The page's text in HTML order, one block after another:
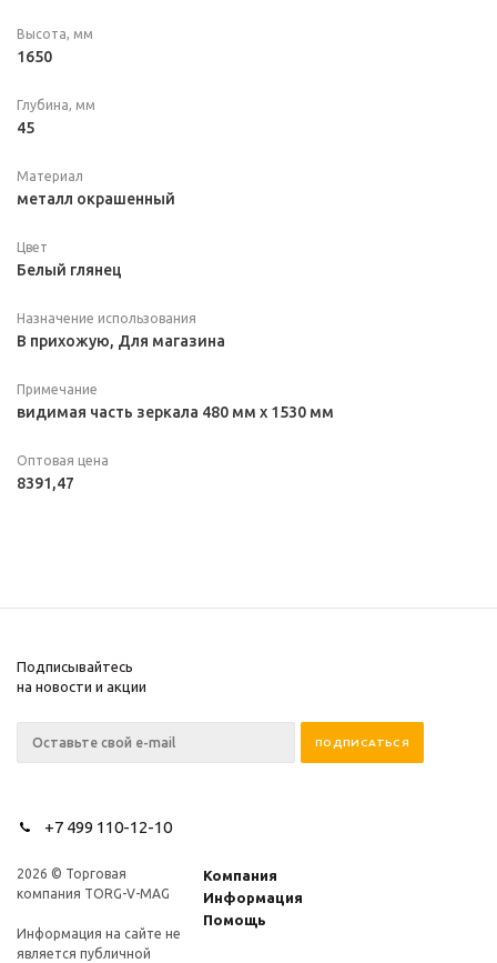
Высота, мм
1650
Глубина, мм
45
Материал
металл окрашенный
Цвет
Белый глянец
Назначение использования
В прихожую, Для магазина
Примечание
видимая часть зеркала 480 мм х 1530 мм
Оптовая цена
8391,47
Подписывайтесь
на новости и акции
+7 499 110-12-10
2026 © Торговая
компания TORG-V-MAG
Информация на сайте не
является публичной
Компания
Информация
Помощь